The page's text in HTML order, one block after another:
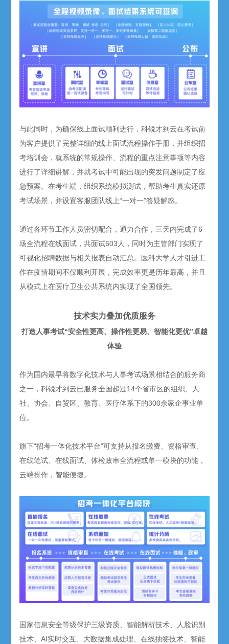
与此同时，为确保线上面试顺利进行，科锐才到云在考试前
为客户提供了完整详细的线上面试流程操作手册，并组织招
考培训会，就系统的常规操作、流程的重点注意事项等内容
进行了详细讲解，并就考试中可能出现的突发问题制定了应
急预案。在考生端，组织系统模拟测试，帮助考生真实还原
考试场景，并设置客服团队线上“一对一”答疑解惑。
通过各环节工作人员密切配合，通力合作，三天内完成了6
场全流程在线面试，共面试603人，同时为主管部门实现了
可视化招聘数据与相关报表自动汇总。医科大学人才引进工
作在疫情期间不仅顺利开展，完成效率更是历年最高，并且
从模式上在医疗卫生公共系统内实现了全国领先。
技术实力叠加优质服务
打造人事考试“安全性更高、操作性更易、智能化更优”卓越
体验
作为国内最早将数字化技术与人事考试场景相结合的服务商
之一，科锐才到云已服务全国超过14个省市区的组织、人
社、协会、自贸区、教育、医疗体系下的300余家企事业单
位。
旗下“招考一体化技术平台”可支持从报名缴费、资格审查、
在线笔试、在线面试、体检政审全流程或单一模块的功能，
云端操作，智能便捷。
国家信息安全等级保护三级资质、智能解析技术、人脸识别
技术、AI实时交互、大数据集成处理、在线抽签技术、智能